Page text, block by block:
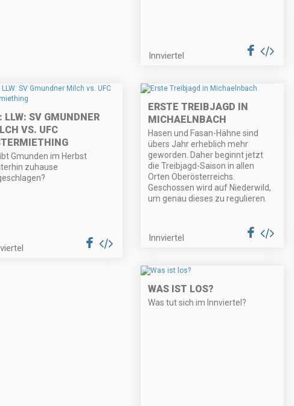
Innviertel
LLW: SV GMUNDNER
VS. UFC
Gmunden im Herbst
zuhause
ERSTE TREIBJAGD IN
MICHAELNBACH
Hasen und Fasan-Hähne sind
übers Jahr erheblich mehr
geworden. Daher beginnt jetzt
die Treibjagd-Saison in allen
Orten Oberösterreichs.
Geschossen wird auf Niederwild,
um genau dieses zu regulieren.
Innviertel
WAS IST LOS?
Was tut sich im Innviertel?